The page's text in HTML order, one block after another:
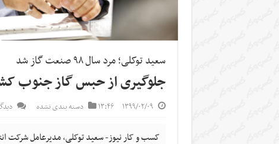
سعید توکلی؛ مرد سال ۹۸ صنعت گاز شد
جلوگیری از حبس گاز جنوب
۱۳۹۹/۰۲/۰۹ ۱۳:۴۶ دسته بندی نشده
کسب و کار نیوز- سعید توکلی، مدیرعامل شرکت